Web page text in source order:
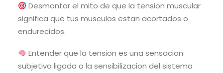
Desmontar el mito de que la tension muscular
significa que tus musculos estan acortados o
endurecidos.
Entender que la tension es una sensacion
subjetiva ligada a la sensibilizacion del sistema